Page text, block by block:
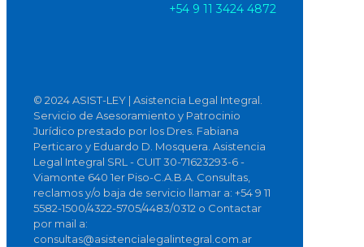
+54 9 11 3424 4872
© 2024 ASIST-LEY | Asistencia Legal Integral.
Servicio de Asesoramiento y Patrocinio
Jurídico prestado por los Dres. Fabiana
Perticaro y Eduardo D. Mosquera. Asistencia
Legal Integral SRL - CUIT 30-71623293-6 -
Viamonte 640 1er Piso-C.A.B.A. Consultas,
reclamos y/o baja de servicio llamar a: +54 9 11
5582-1500/4322-5705/4483/0312 o Contactar
por mail a:
consultas@asistencialegalintegral.com.ar